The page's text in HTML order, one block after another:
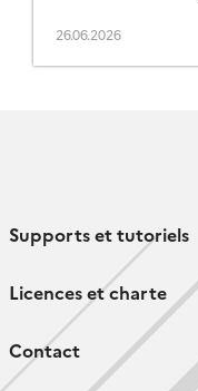
26.06.2026
Supports et tutoriels
Licences et charte
Contact